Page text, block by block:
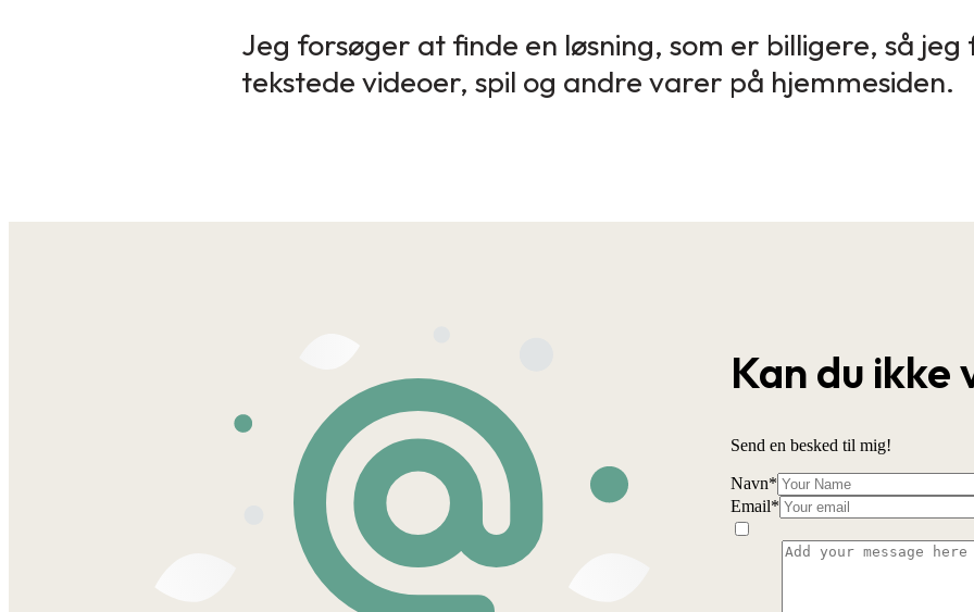
Jeg forsøger at finde en løsning, som er billigere, så
tekstede videoer, spil og andre varer på hjemmesiden.
Kan du ikke
Send en besked til mig!
Navn*
Email*